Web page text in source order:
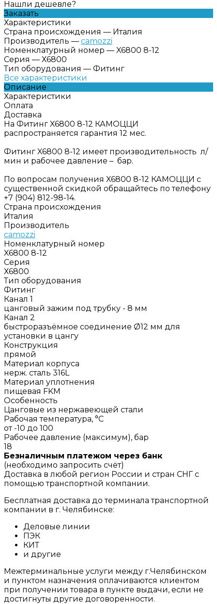
Нашли дешевле?
Заказать
Характеристики
Страна происхождения — Италия
Производитель — camozzi
Номенклатурный номер — X6800 8-12
Серия — Х6800
Тип оборудования — Фитинг
Все характеристики
Описание
Характеристики
Оплата
Доставка
На Фитинг X6800 8-12 КАМОЦЦИ
распространяется гарантия 12 мес.
Фитинг X6800 8-12 имеет производительность л/
мин и рабочее давление – бар.
По вопросам получения X6800 8-12 КАМОЦЦИ с
существенной скидкой обращайтесь по телефону
+7 (904) 812-98-14.
Страна происхождения
Италия
Производитель
camozzi
Номенклатурный номер
X6800 8-12
Серия
Х6800
Тип оборудования
Фитинг
Канал 1
цанговый зажим под трубку - 8 мм
Канал 2
быстроразъёмное соединение Ø12 мм для
установки в цангу
Конструкция
прямой
Материал корпуса
нерж. сталь 316L
Материал уплотнения
пищевая FKM
Особенность
Цанговые из нержавеющей стали
Рабочая температура, °C
от -10 до 100
Рабочее давление (максимум), бар
18
Безналичным платежом через банк
(необходимо запросить счёт)
Доставка в любой регион России и стран СНГ с
помощью транспортной компании.
Бесплатная доставка до терминала транспортной
компании в г. Челябинске:
Деловые линии
ПЭК
КИТ
и другие
Межтерминальные услуги между г.Челябинском
и пунктом назначения оплачиваются клиентом
при получении товара в пункте выдачи, если не
достигнуты другие договоренности.